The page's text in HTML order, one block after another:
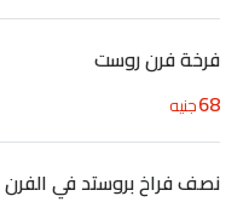
فرخة فرن روست
68جنيه
نصف فراخ بروستد في الفرن